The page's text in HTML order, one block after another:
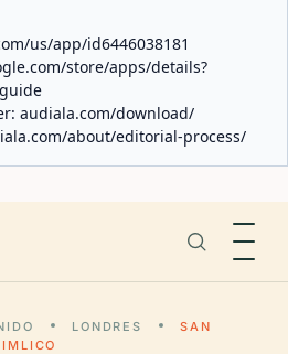
us/app/id6446038181
store/apps/details?
audiala.com/download/
about/editorial-process/
LONDRES
SAN